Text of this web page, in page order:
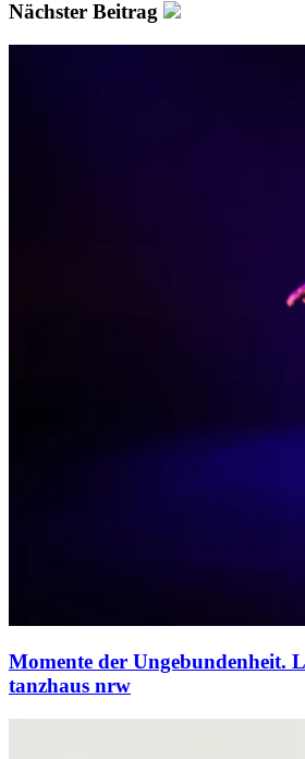
Nächster Beitrag
Momente der Ungebundenheit.
tanzhaus nrw